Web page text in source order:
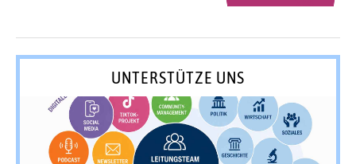
UNTERSTÜTZE UNS